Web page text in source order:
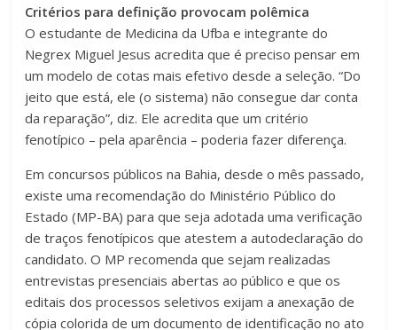
Critérios para definição provocam polêmica
O estudante de Medicina da Ufba e integrante do
Negrex Miguel Jesus acredita que é preciso pensar em
um modelo de cotas mais efetivo desde a seleção. “Do
jeito que está, ele (o sistema) não consegue dar conta
da reparação”, diz. Ele acredita que um critério
fenotípico – pela aparência – poderia fazer diferença.
Em concursos públicos na Bahia, desde o mês passado,
existe uma recomendação do Ministério Público do
Estado (MP-BA) para que seja adotada uma verificação
de traços fenotípicos que atestem a autodeclaração do
candidato. O MP recomenda que sejam realizadas
entrevistas presenciais abertas ao público e que os
editais dos processos seletivos exijam a anexação de
cópia colorida de um documento de identificação no ato